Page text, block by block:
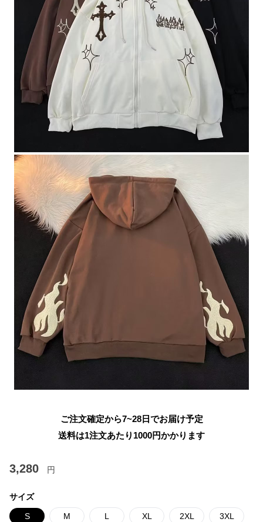
ご注文確定から7~28日でお届け予定
送料は1注文あたり 1000円かかります
3,280 円
サイズ
S M L XL 2XL 3XL